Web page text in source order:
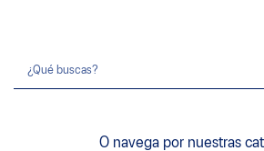
O navega por nuestras